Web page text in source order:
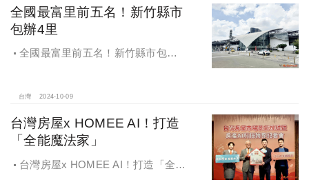
全國最富里前五名！新竹縣市
包辦4里
全國最富里前五名！新竹縣市包辦4
台灣 2024-10-09
台灣房屋x HOMEE AI！打造
「全能魔法家」
台灣房屋x HOMEE AI！打造「全能